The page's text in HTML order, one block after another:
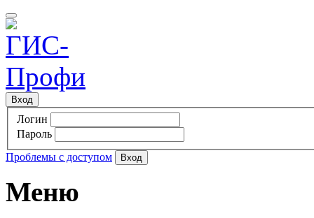
Вход
Логин
Пароль
Проблемы с доступом
Меню